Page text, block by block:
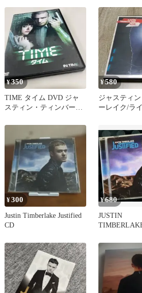
¥350
TIME タイム DVD ジャ
スティン・ティンバーレ
¥580
ジャスティ
ーレイク/ラ
¥300
Justin Timberlake Justified
CD
¥680
JUSTIN